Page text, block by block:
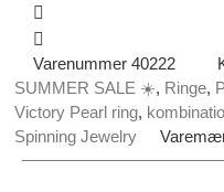
Varenummer 40222
SUMMER SALE ☀️, Ringe,
Victory Pearl ring,
Spinning Jewelry